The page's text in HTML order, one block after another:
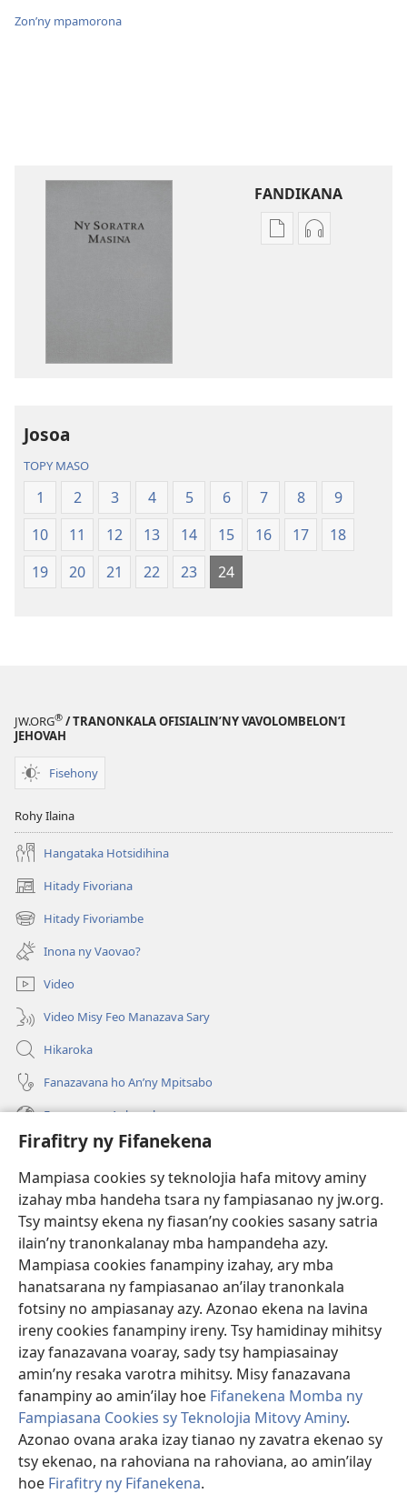
Firafitry ny Fifanekena
Mampiasa cookies sy teknolojia hafa mitovy aminy
izahay mba handeha tsara ny fampiasanao ny jw.org.
Tsy maintsy ekena ny fiasan’ny cookies sasany satria
ilain’ny tranonkalanay mba hampandeha azy.
Mampiasa cookies fanampiny izahay, ary mba
hanatsarana ny fampiasanao an’ilay tranonkala
fotsiny no ampiasanay azy. Azonao ekena na lavina
ireny cookies fanampiny ireny. Tsy hamidinay mihitsy
izay fanazavana voaray, sady tsy hampiasainay
amin’ny resaka varotra mihitsy. Misy fanazavana
fanampiny ao amin’ilay hoe Fifanekena Momba ny
Fampiasana Cookies sy Teknolojia Mitovy Aminy.
Azonao ovana araka izay tianao ny zavatra ekenao sy
tsy ekenao, na rahoviana na rahoviana, ao amin’ilay
hoe Firafitry ny Fifanekena.
Zon’ny mpamorona
FANDIKANA
Fandikana
2021)
Fandikana
2021)
Josoa
TOPY MASO
1 2 3 4 5 6 7 8
9
10
11 12 13 14 15 16 17
18
19
20 21 22 23 24
JW.ORG® / TRANONKALA OFISIALIN’NY VAVOLOMBELON’I
JEHOVAH
Fisehony
Rohy Ilaina
Hangataka Hotsidihina
Hitady Fivoriana
(manokatra
rohy) Hitady Fivoriambe
(manokatra
rohy) Inona ny Vaovao?
Video
Video Misy Feo Manazava Sary
Hikaroka
Fanazavana ho An’ny Mpitsabo
Fanazavana Ankapobeny
Fanampiana
Fanomezana
(manokatra
rohy)
FITEHIRIZAM-BOKIN’NY Vavolombelon’i Jehovah
(manokatra
rohy)
JW Hub
(manokatra
rohy)
JW Library
Watchtower Library ®
Copyright© 2026 Watch Tower Bible and Tract Society of Pennsylvania.
FIFANEKENA| FIFANEKENA MOMBA NY TSIAMBARATELO
NY FIFANEKENA